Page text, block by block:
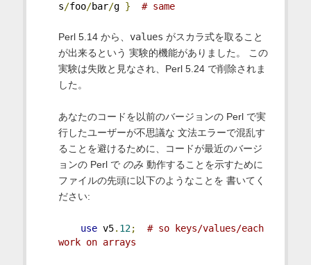
s/foo/bar/g } # same
Perl 5.14 から、 values がスカラ式を取ること
が出来るという 実験的機能がありました。 この
実験は失敗と見なされ、Perl 5.24 で削除されま
した。
あなたのコードを以前のバージョンの Perl で実
行したユーザーが不思議な 文法エラーで混乱す
ることを避けるために、コードが最近のバージ
ョンの Perl で のみ 動作することを示すために
ファイルの先頭に以下のようなことを 書いてく
ださい:
use v5. 12;
# so keys/values/each
work on arrays